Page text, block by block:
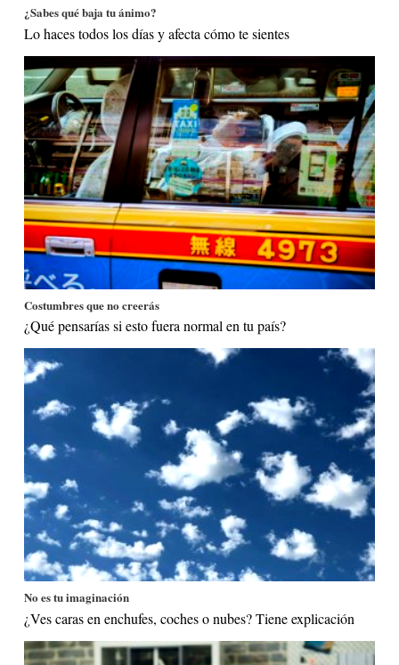
¿Sabes qué baja tu ánimo?
Lo haces todos los días y afecta cómo te sientes
Costumbres que no creerás
¿Qué pensarías si esto fuera normal en tu país?
No es tu imaginación
¿Ves caras en enchufes, coches o nubes? Tiene explicación